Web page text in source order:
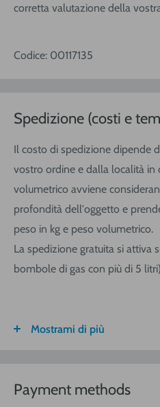
corretta valutazione della
Codice: 00117135
Spedizione (costi e
Il costo di spedizione dipende
vostro ordine e dalla località in
volumetrico avviene
profondità dell'oggetto e
peso in kg e peso volumetrico.
La spedizione gratuita si attiva
bombole di gas con più di 5
FASCIA DI
Mostrami di più
Payment methods